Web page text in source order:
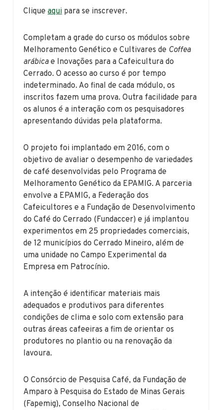
Cliqueaqui para se inscrever.
Completam a grade do curso os módulos sobre
Melhoramento Genético e Cultivares de Coffea
arábicae Inovações para a Cafeicultura do
Cerrado. O acesso ao curso é por tempo
indeterminado. Ao final de cada módulo, os
inscritos fazem uma prova. Outra facilidade para
os alunos é a interação com os pesquisadores
apresentando dúvidas pela plataforma.
O projeto foi implantado em 2016, com o
objetivo de avaliar o desempenho de variedades
de café desenvolvidas pelo Programa de
Melhoramento Genético da EPAMIG. A parceria
envolve a EPAMIG, a Federação dos
Cafeicultores e a Fundação de Desenvolvimento
do Café do Cerrado (Fundaccer) e já implantou
experimentos em 25 propriedades comerciais,
de 12 municípios do Cerrado Mineiro, além de
uma unidade no Campo Experimental da
Empresa em Patrocínio.
A intenção é identificar materiais mais
adequados e produtivos para diferentes
condições de clima e solo com extensão para
outras áreas cafeeiras a fim de orientar os
produtores no plantio ou na renovação da
lavoura.
O Consórcio de Pesquisa Café, da Fundação de
Amparo à Pesquisa do Estado de Minas Gerais
(Fapemig), Conselho Nacional de